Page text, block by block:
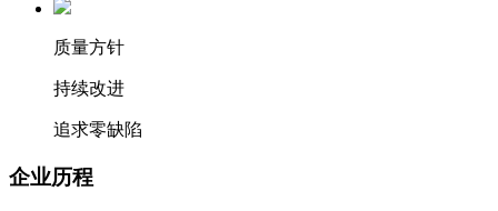
质量方针
持续改进
追求零缺陷
企业历程